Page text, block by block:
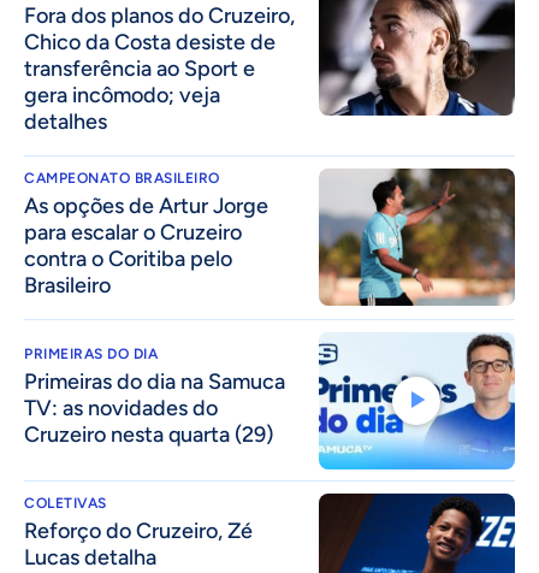
Fora dos planos do Cruzeiro,
Chico da Costa desiste de
transferência ao Sport e
gera incômodo; veja
detalhes
CAMPEONATO BRASILEIRO
As opções de Artur Jorge
para escalar o Cruzeiro
contra o Coritiba pelo
Brasileiro
PRIMEIRAS DO DIA
Primeiras do dia na Samuca
TV: as novidades do
Cruzeiro nesta quarta (29)
COLETIVAS
⁠Reforço do Cruzeiro, Zé
Lucas detalha